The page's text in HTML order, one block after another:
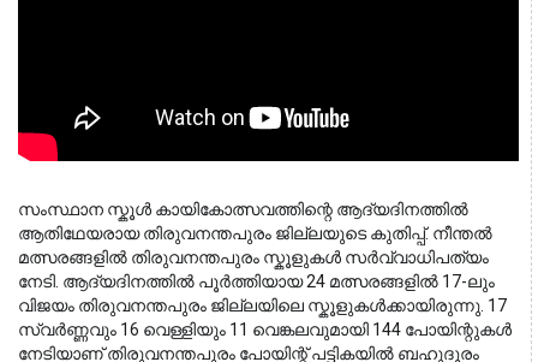
സംസ്ഥാന സ്കൂൾ കായികോത്സവത്തിന്റെ ആദ്യദിനത്തിൽ
ആതിഥേയരായ തിരുവനന്തപുരം ജില്ലയുടെ കുതിപ്പ്. നീന്തൽ
മത്സരങ്ങളിൽ തിരുവനന്തപുരം സ്കൂളുകൾ സർവ്വാധിപത്യം
നേടി. ആദ്യദിനത്തിൽ പൂർത്തിയായ 24 മത്സരങ്ങളിൽ 17-ലും
വിജയം തിരുവനന്തപുരം ജില്ലയിലെ സ്കൂളുകൾക്കായിരുന്നു. 17
സ്വർണ്ണവും 16 വെള്ളിയും 11 വെങ്കലവുമായി 144 പോയിന്റുകൾ
നേടിയാണ് തിരുവനന്തപുരം പോയിന്റ് പട്ടികയിൽ ബഹുദൂരം